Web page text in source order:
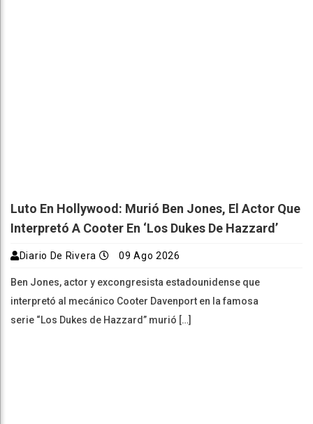
Luto En Hollywood: Murió Ben Jones, El Actor Que
Interpretó A Cooter En ‘Los Dukes De Hazzard’
Diario De Rivera 09 Ago 2026
Ben Jones, actor y excongresista estadounidense que
interpretó al mecánico Cooter Davenport en la famosa
serie “Los Dukes de Hazzard” murió […]